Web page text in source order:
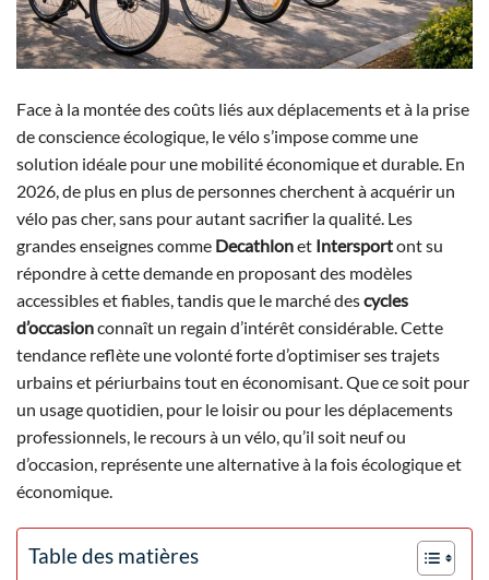
Face à la montée des coûts liés aux déplacements et à la prise
de conscience écologique, le vélo s’impose comme une
solution idéale pour une mobilité économique et durable. En
2026, de plus en plus de personnes cherchent à acquérir un
vélo pas cher, sans pour autant sacrifier la qualité. Les
grandes enseignes comme Decathlonet Intersportont su
répondre à cette demande en proposant des modèles
accessibles et fiables, tandis que le marché descycles
d’occasionconnaît un regain d’intérêt considérable. Cette
tendance reflète une volonté forte d’optimiser ses trajets
urbains et périurbains tout en économisant. Que ce soit pour
un usage quotidien, pour le loisir ou pour les déplacements
professionnels, le recours à un vélo, qu’il soit neuf ou
d’occasion, représente une alternative à la fois écologique et
économique.
Table des matières